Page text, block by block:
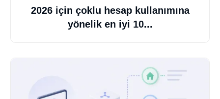
2026 için çoklu hesap kullanımına
yönelik en iyi 10...